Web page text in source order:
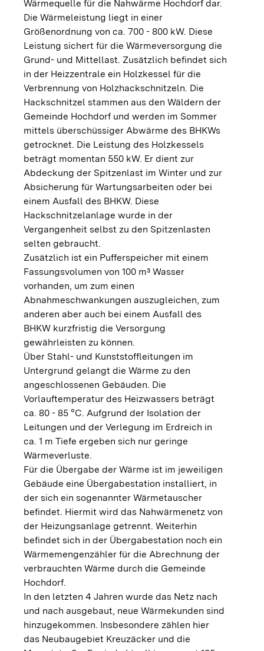
Wärmequelle für die Nahwärme Hochdorf dar.
Die Wärmeleistung liegt in einer
Größenordnung von ca. 700 - 800 kW. Diese
Leistung sichert für die Wärmeversorgung die
Grund- und Mittellast. Zusätzlich befindet sich
in der Heizzentrale ein Holzkessel für die
Verbrennung von Holzhackschnitzeln. Die
Hackschnitzel stammen aus den Wäldern der
Gemeinde Hochdorf und werden im Sommer
mittels überschüssiger Abwärme des BHKWs
getrocknet. Die Leistung des Holzkessels
beträgt momentan 550 kW. Er dient zur
Abdeckung der Spitzenlast im Winter und zur
Absicherung für Wartungsarbeiten oder bei
einem Ausfall des BHKW. Diese
Hackschnitzelanlage wurde in der
Vergangenheit selbst zu den Spitzenlasten
selten gebraucht.
Zusätzlich ist ein Pufferspeicher mit einem
Fassungsvolumen von 100 m³ Wasser
vorhanden, um zum einen
Abnahmeschwankungen auszugleichen, zum
anderen aber auch bei einem Ausfall des
BHKW kurzfristig die Versorgung
gewährleisten zu können.
Über Stahl- und Kunststoffleitungen im
Untergrund gelangt die Wärme zu den
angeschlossenen Gebäuden. Die
Vorlauftemperatur des Heizwassers beträgt
ca. 80 - 85 °C. Aufgrund der Isolation der
Leitungen und der Verlegung im Erdreich in
ca. 1 m Tiefe ergeben sich nur geringe
Wärmeverluste.
Für die Übergabe der Wärme ist im jeweiligen
Gebäude eine Übergabestation installiert, in
der sich ein sogenannter Wärmetauscher
befindet. Hiermit wird das Nahwärmenetz von
der Heizungsanlage getrennt. Weiterhin
befindet sich in der Übergabestation noch ein
Wärmemengenzähler für die Abrechnung der
verbrauchten Wärme durch die Gemeinde
Hochdorf.
In den letzten 4 Jahren wurde das Netz nach
und nach ausgebaut, neue Wärmekunden sind
hinzugekommen. Insbesondere zählen hier
das Neubaugebiet Kreuzäcker und die